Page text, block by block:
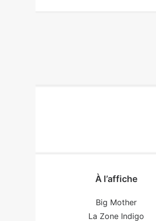
À l’affiche
Big Mother
La Zone Indigo